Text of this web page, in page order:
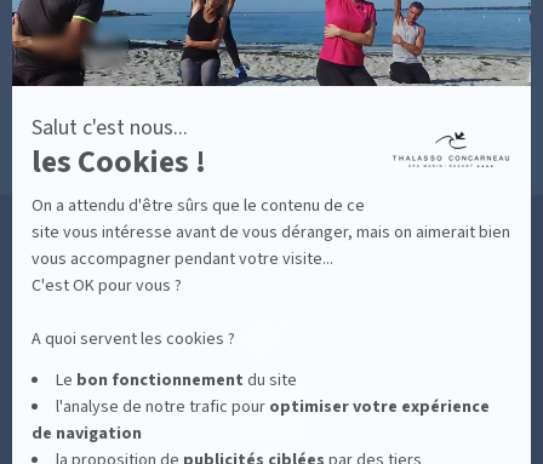
Salut c'est nous...
les Cookies !
On a attendu d'être sûrs que le contenu de ce
site vous intéresse avant de vous déranger, mais on aimerait bien
vous accompagner pendant votre visite...
C'est OK pour vous ?
A quoi servent les cookies ?
Le bon fonctionnement du site
l'analyse de notre trafic pour optimiservotre expérience
de navigation
ACCÈS
CONTACT
MESURES D'HYGIÈNE
POLITIQUE DE CONFIDENTIALITÉ
MENTIONS LÉGALES
36 RUE DES SABLES BLANCS - 29900 CONCARNEAU - 02 98 75 05 40
CLIQUEZ-ICI POUR MODIFIER VOS PRÉFÉRENCES EN MATIÈRE DE COOKIES